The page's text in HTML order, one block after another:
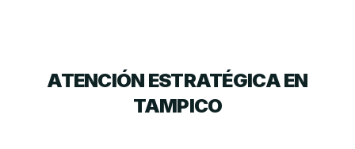
ATENCIÓN ESTRATÉGICA EN
TAMPICO